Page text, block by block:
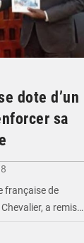
dote d’un
sa
française de
a remis…